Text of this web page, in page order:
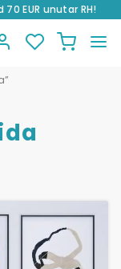
EUR unutar RH!